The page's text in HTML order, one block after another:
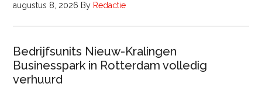
augustus 8, 2026 By Redactie
Bedrijfsunits Nieuw-Kralingen
Businesspark in Rotterdam volledig
verhuurd